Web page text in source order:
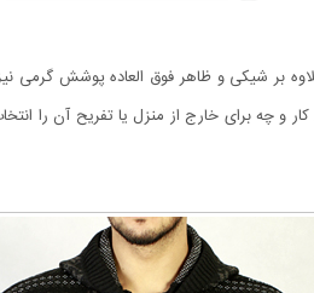
چه برای خارج از منزل یا تفریح آن را